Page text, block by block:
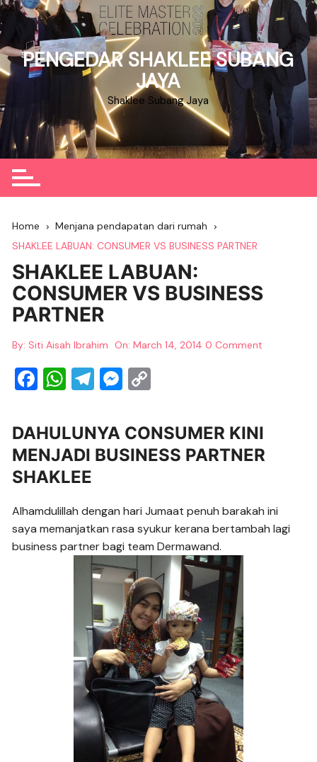
Skip
to
content
PENGEDAR SHAKLEE SUBANG
JAYA
Shaklee Subang Jaya
Home
Menjana pendapatan dari rumah
SHAKLEE LABUAN: CONSUMER VS BUSINESS PARTNER
SHAKLEE LABUAN:
CONSUMER VS BUSINESS
PARTNER
By: Siti Aisah Ibrahim On:March 14, 2014 0 Comment
F
c
e
b
o
o
k
W
at
s
A
p
p
T
e
gr
a
M
ss
e
n
er
p
y
Li
k
DAHULUNYA CONSUMER KINI
MENJADI BUSINESS PARTNER
SHAKLEE
Alhamdulillah dengan hari Jumaat penuh barakah ini
saya memanjatkan rasa syukur kerana bertambah lagi
business partner bagi team Dermawand.